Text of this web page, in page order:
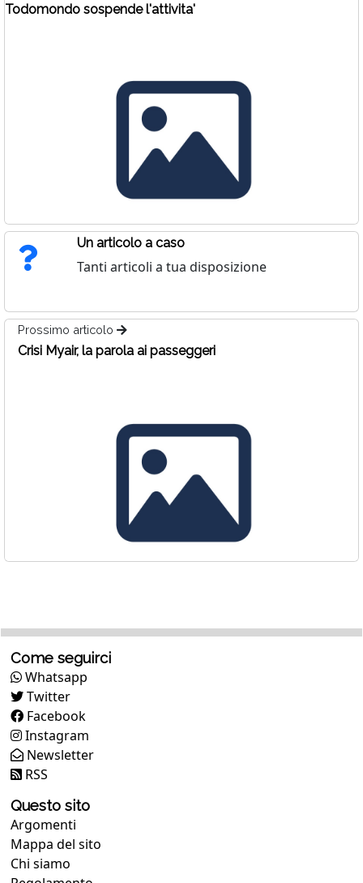
Todomondo sospende l'attivita'
Un articolo a caso
Tanti articoli a tua disposizione
Prossimo articolo
Crisi Myair, la parola ai passeggeri
Come seguirci
Whatsapp
Twitter
Facebook
Instagram
Newsletter
RSS
Questo sito
Argomenti
Mappa del sito
Chi siamo